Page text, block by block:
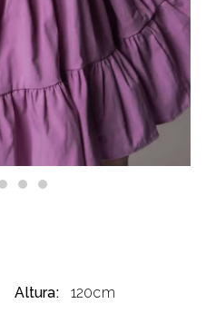
Altura: 120cm